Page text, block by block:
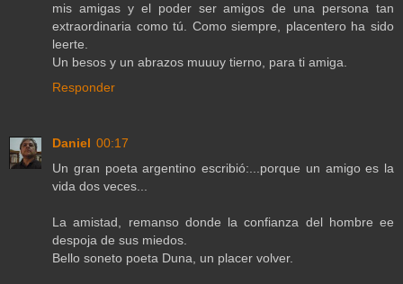
mis amigas y el poder ser amigos de una persona tan
extraordinaria como tú. Como siempre, placentero ha sido
leerte.
Un besos y un abrazos muuuy tierno, para ti amiga.
Responder
Daniel 00:17
Un gran poeta argentino escribió:...porque un amigo es la
vida dos veces...
La amistad, remanso donde la confianza del hombre ee
despoja de sus miedos.
Bello soneto poeta Duna, un placer volver.